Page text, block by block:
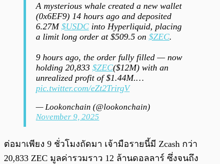
A mysterious whale created a new wallet
(0x6EF9) 14 hours ago and deposited
6.27M $USDC into Hyperliquid, placing
a limit long order at $509.5 on $ZEC.
9 hours ago, the order fully filled — now
holding 20,833 $ZEC($12M) with an
unrealized profit of $1.44M.…
pic.twitter.com/eZt2TrirgV
— Lookonchain (@lookonchain)
November 9, 2025
ต่อมาเพียง 9 ชั่วโมงถัดมา เจ้ามือรายนี้มี Zcash กว่า
20,833 ZEC มูลค่ารวมราว 12 ล้านดอลลาร์ ซึ่งจนถึง